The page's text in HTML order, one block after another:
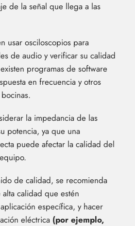
de la señal que llega a las
usar osciloscopios para
de audio y verificar su calidad
programas de software
en frecuencia y otros
la impedancia de las
potencia, ya que una
puede afectar la calidad del
de calidad, se recomienda
calidad que estén
específica, y hacer
eléctrica (por ejemplo,